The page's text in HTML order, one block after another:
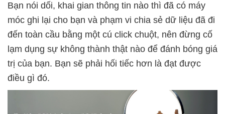
Bạn nói dối, khai gian thông tin nào thì đã có máy
móc ghi lại cho bạn và phạm vi chia sẻ dữ liệu đã đi
đến toàn cầu bằng một cú click chuột, nên đừng cố
lạm dụng sự không thành thật nào để đánh bóng giá
trị của bạn. Bạn sẽ phải hối tiếc hơn là đạt được
điều gì đó.